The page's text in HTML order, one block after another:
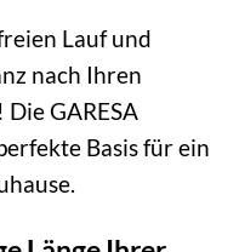
Lauf und
nach Ihren
GARESA
Basis für ein